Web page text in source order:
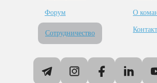
Форум
Сотрудничество
О